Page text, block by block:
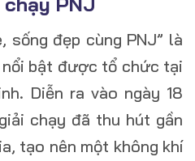
sống đẹp cùng PNJ” là
bật được tổ chức tại
Diễn ra vào ngày 18
chạy đã thu hút gần
tạo nên một không khí